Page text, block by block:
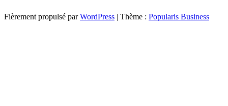
Fièrement propulsé parWordPress | Thème : Popularis Business